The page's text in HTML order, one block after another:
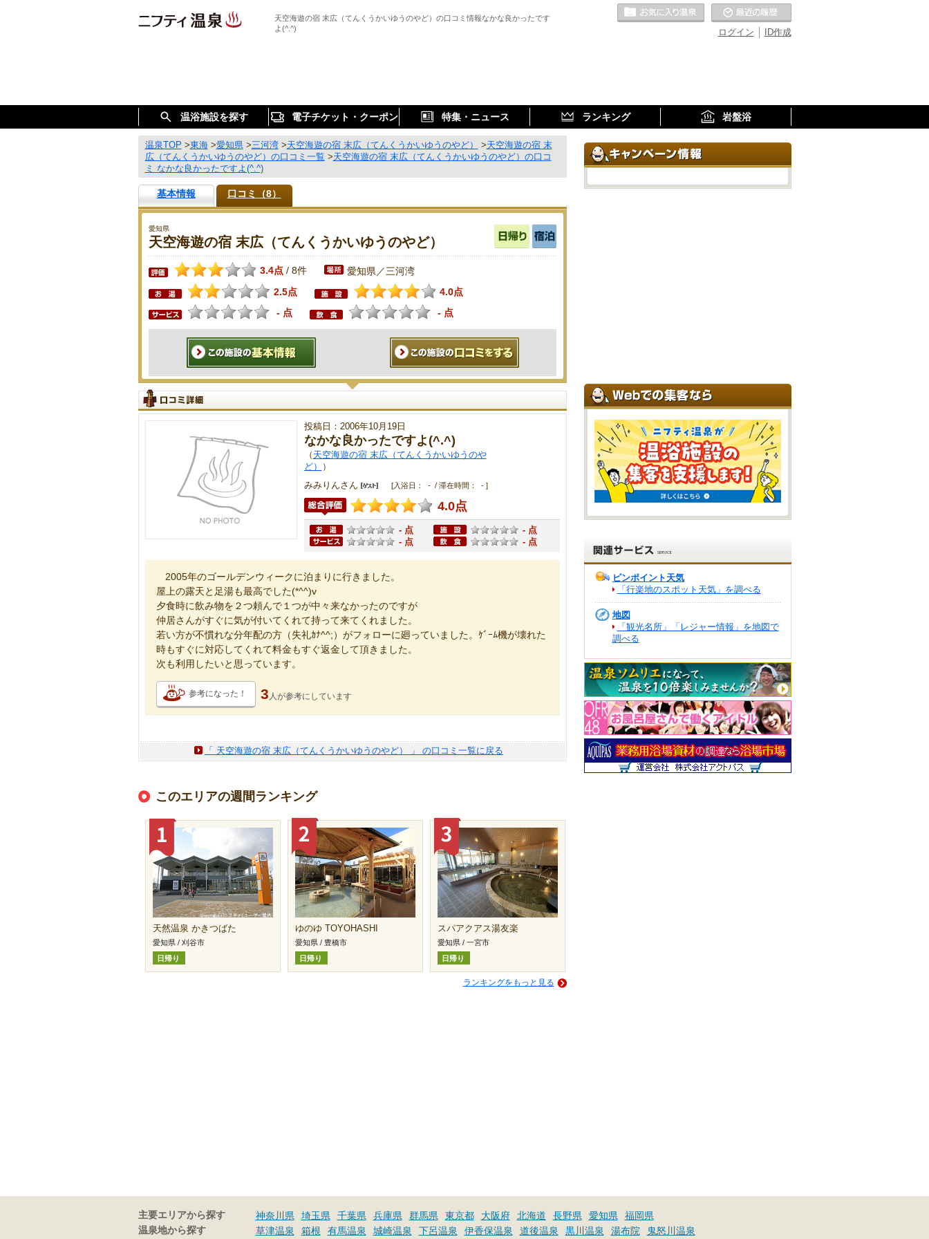
天空海遊の宿 末広（てんくうかいゆうのやど）の口コミ情報なかな良かったです
よ(^.^)
ID作成
ログイン
お気に入りの温泉
温浴施設を探す 電子チケット・クーポン 特集・ニュース ランキング 岩盤浴
温泉TOP >東海>愛知県>三河湾>天空海遊の宿 末広（てんくうかいゆうのやど） >天空海遊の宿 末
広（てんくうかいゆうのやど）の口コミ一覧 >天空海遊の宿 末広（てんくうかいゆうのやど）の口コ
ミ なかな良かったですよ(^.^)
基本情報 口コミ（8）
愛知県
天空海遊の宿 末広（てんくうかいゆうのやど）
3.4点 / 8件 愛知県／三河湾
2.5点
4.0点
- 点
- 点
投稿日：2006年10月19日
なかな良かったですよ(^.^)
（ 天空海遊の宿 末広（てんくうかいゆうのや
ど）
）
みみりんさん
[入浴日： - / 滞在時間： - ]
4.0点
- 点
- 点
- 点
- 点
2005年のゴールデンウィークに泊まりに行きました。
屋上の露天と足湯も最高でした(*^^)v
夕食時に飲み物を２つ頼んで１つが中々来なかったのですが
仲居さんがすぐに気が付いてくれて持って来てくれました。
若い方が不慣れな分年配の方（失礼ｶﾅ^^;）がフォローに廻っていました。ｹﾞｰﾑ機が壊れた
時もすぐに対応してくれて料金もすぐ返金して頂きました。
次も利用したいと思っています。
参考になった！ 3 人が参考にしています
「 天空海遊の宿 末広（てんくうかいゆうのやど） 」 の口コミ一覧に戻る
このエリアの週間ランキング
天然温泉 かきつばた
愛知県 / 刈谷市
日帰り
ゆのゆ TOYOHASHI
愛知県 / 豊橋市
日帰り
スパアクアス湯友楽
愛知県 / 一宮市
日帰り
ランキングをもっと見る
ピンポイント天気
「行楽地のスポット天気」を調べる
地図
「観光名所」「レジャー情報」を地図で
調べる
主要エリアから探す 神奈川県 埼玉県 千葉県 兵庫県 群馬県 東京都 大阪府 北海道 長野県 愛知県 福岡県
温泉地から探す 草津温泉 箱根 有馬温泉 城崎温泉 下呂温泉 伊香保温泉 道後温泉 黒川温泉 湯布院 鬼怒川温泉